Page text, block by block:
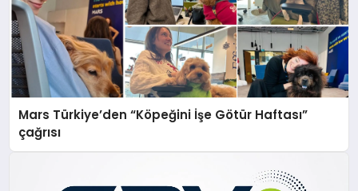
Mars Türkiye’den “Köpeğini İşe Götür Haftası”
çağrısı